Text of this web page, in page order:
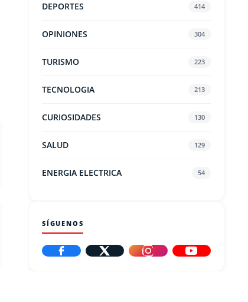
DEPORTES 414
OPINIONES 304
TURISMO 223
TECNOLOGIA 213
CURIOSIDADES 130
SALUD 129
ENERGIA ELECTRICA 54
SÍGUENOS